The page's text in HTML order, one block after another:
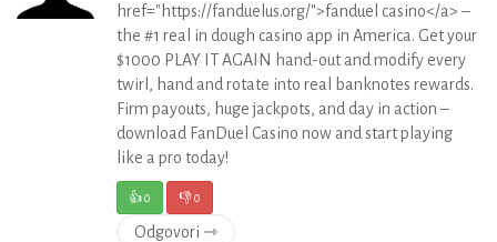
href="https://fanduelus.org/">fanduel casino</a> –
the #1 real in dough casino app in America. Get your
$1000 PLAY IT AGAIN hand-out and modify every
twirl, hand and rotate into real banknotes rewards.
Firm payouts, huge jackpots, and day in action –
download FanDuel Casino now and start playing
like a pro today!
👍0 👎0
Odgovori ⇾